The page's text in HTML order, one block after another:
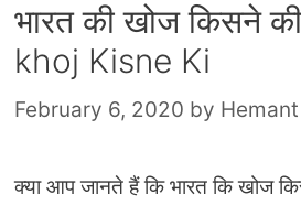
भारत की खोज किसने
khoj Kisne Ki
February 6, 2020 by
क्‍या आप जानते हैं कि भारत कि खोज